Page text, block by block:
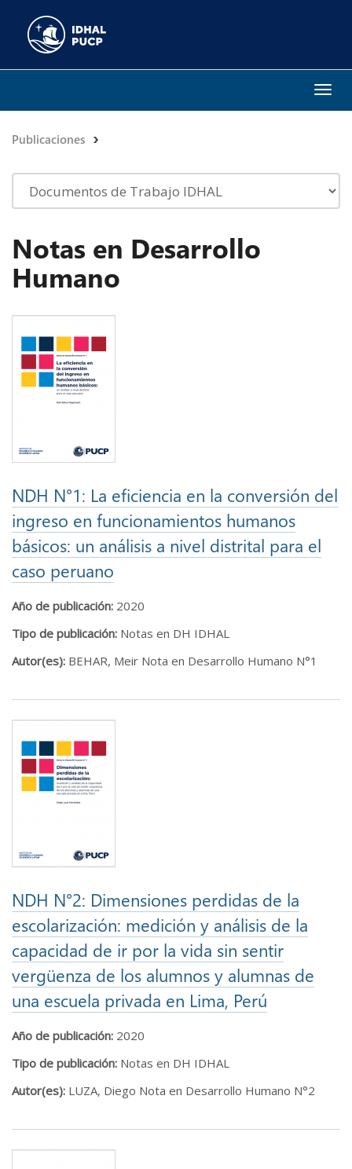
Publicaciones
Notas en Desarrollo
Humano
NDH N°1: La eficiencia en la conversión del
ingreso en funcionamientos humanos
básicos: un análisis a nivel distrital para el
caso peruano
Año de publicación: 2020
Tipo de publicación: Notas en DH IDHAL
Autor(es): BEHAR, Meir Nota en Desarrollo Humano N°1
NDH N°2: Dimensiones perdidas de la
escolarización: medición y análisis de la
capacidad de ir por la vida sin sentir
vergüenza de los alumnos y alumnas de
una escuela privada en Lima, Perú
Año de publicación: 2020
Tipo de publicación: Notas en DH IDHAL
Autor(es): LUZA, Diego Nota en Desarrollo Humano N°2